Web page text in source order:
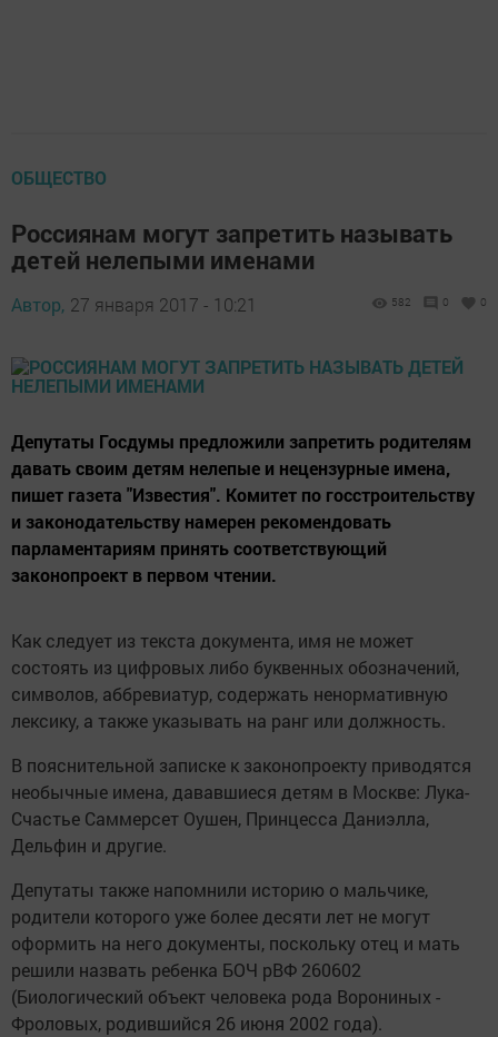
ОБЩЕСТВО
Россиянам могут запретить называть
детей нелепыми именами
Автор, 27 января 2017 - 10:21 582 0 0
Депутаты Госдумы предложили запретить родителям
давать своим детям нелепые и нецензурные имена,
пишет газета "Известия". Комитет по госстроительству
и законодательству намерен рекомендовать
парламентариям принять соответствующий
законопроект в первом чтении.
Как следует из текста документа, имя не может
состоять из цифровых либо буквенных обозначений,
символов, аббревиатур, содержать ненормативную
лексику, а также указывать на ранг или должность.
В пояснительной записке к законопроекту приводятся
необычные имена, дававшиеся детям в Москве: Лука-
Счастье Саммерсет Оушен, Принцесса Даниэлла,
Дельфин и другие.
Депутаты также напомнили историю о мальчике,
родители которого уже более десяти лет не могут
оформить на него документы, поскольку отец и мать
решили назвать ребенка БОЧ рВФ 260602
(Биологический объект человека рода Ворониных -
Фроловых, родившийся 26 июня 2002 года).